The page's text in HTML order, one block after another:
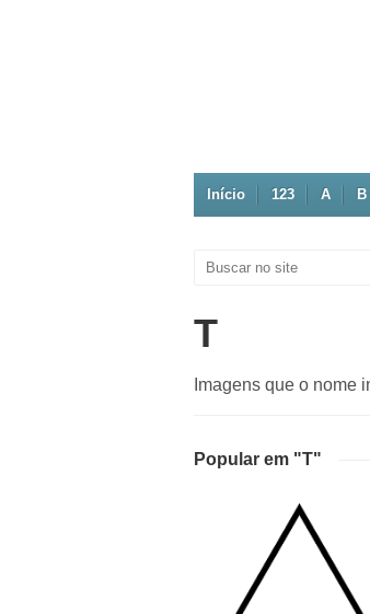
Início 123 A B
T
Imagens que o nome
Popular em "T"